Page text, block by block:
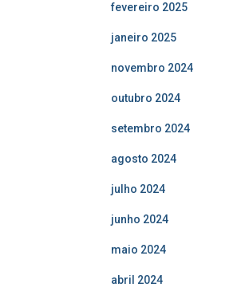
fevereiro 2025
janeiro 2025
novembro 2024
outubro 2024
setembro 2024
agosto 2024
julho 2024
junho 2024
maio 2024
abril 2024